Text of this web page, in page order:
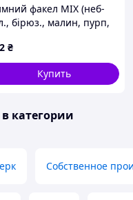
факел MIX (неб-
бірюз., малин, пурп,
5ШТ, MAXSEM
₴
Купить
в категории
Собственное